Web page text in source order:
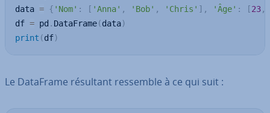
data = { 'Nom' : [ 'Anna' , 'Bob' , 'Chris' ] , 'Âge' : [23,
df = pd . DataFrame(data)
print (df)
Le DataFrame résultant ressemble à ce qui suit :